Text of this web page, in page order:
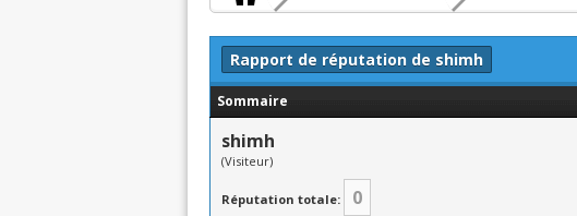
Rapport de réputation de shimh
Sommaire
shimh
(Visiteur)
Réputation totale: 0